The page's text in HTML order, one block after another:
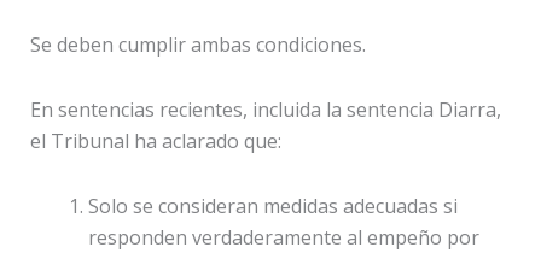
Se deben cumplir ambas condiciones.
En sentencias recientes, incluida la sentencia Diarra,
el Tribunal ha aclarado que:
Solo se consideran medidas adecuadas si
responden verdaderamente al empeño por